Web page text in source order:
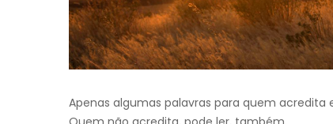
Apenas algumas palavras para quem acredita